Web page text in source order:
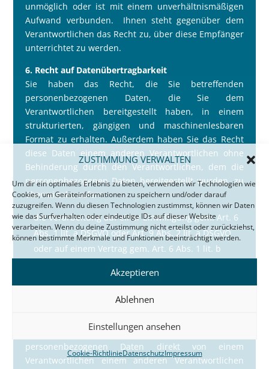
ZUSTIMMUNG VERWALTEN
Um dir ein optimales Erlebnis zu bieten, verwenden wir Technologien wie
Cookies, um Geräteinformationen zu speichern und/oder darauf
zuzugreifen. Wenn du diesen Technologien zustimmst, können wir Daten
wie das Surfverhalten oder eindeutige IDs auf dieser Website
verarbeiten. Wenn du deine Zustimmung nicht erteilst oder zurückziehst,
können bestimmte Merkmale und Funktionen beeinträchtigt werden.
Akzeptieren
Ablehnen
Einstellungen ansehen
Cookie-RichtlinieDatenschutzImpressum
unmöglich oder ist mit einem unverhältnismäßigen
Aufwand verbunden. Ihnen steht gegenüber dem
Verantwortlichen das Recht zu, über diese Empfänger
unterrichtet zu werden.
6. Recht auf Datenübertragbarkeit
Sie haben das Recht, die Sie betreffenden
personenbezogenen Daten, die Sie dem
Verantwortlichen bereitgestellt haben, in einem
strukturierten, gängigen und maschinenlesbaren
Format zu erhalten. Außerdem haben Sie das Recht
diese Daten einem anderen Verantwortlichen ohne
Behinderung durch den Verantwortlichen, dem die
personenbezogenen Daten bereitgestellt wurden, zu
übermitteln, sofern
die Verarbeitung auf einer Einwilligung gem. Art. 6
Abs. 1 lit. a DSGVO oder Art. 9 Abs. 2 lit. a DSGVO
oder auf einem Vertrag gem. Art. 6 Abs. 1 lit. b
die Verarbeitung mithilfe automatisierter Verfahren
Recht, zu erwirken, dass die Sie betreffenden
personenbezogenen Daten direkt von einem
Verantwortlichen einem anderen Verantwortlichen